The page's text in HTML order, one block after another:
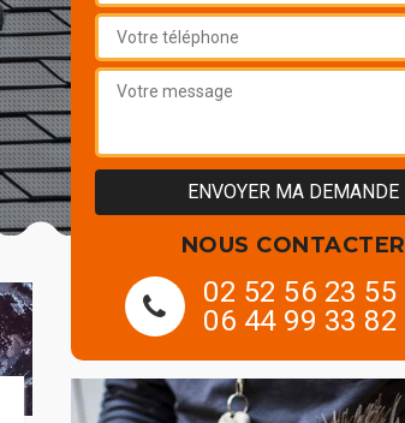
NOUS CONTACTER
02 52 56 23 55
06 44 99 33 82